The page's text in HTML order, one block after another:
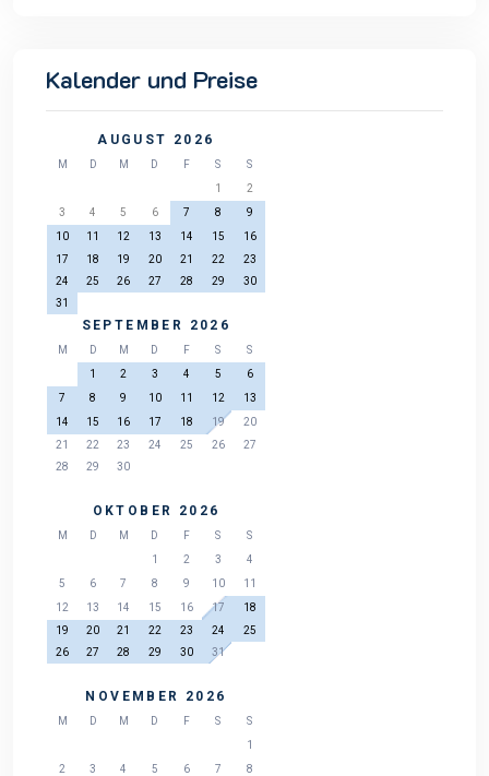
Kalender und Preise
AUGUST 2026
M D M D F S
S
1
2
3
4 5 6 7 8
9
10
11 12 13 14 15
16
17
18 19 20 21 22
23
24
25 26 27 28 29
30
31
SEPTEMBER 2026
M D M D F S
S
1
2 3 4 5
6
7
8 9 10 11 12
13
14
15 16 17 18 19
20
21
22 23 24 25 26
27
28
29 30
OKTOBER 2026
M D M D F S
S
1
2 3
4
5
6 7 8 9 10
11
12
13 14 15 16 17
18
19
20 21 22 23 24
25
26
27 28 29 30 31
NOVEMBER 2026
M D M D F S
S
1
2
3 4 5 6 7 8